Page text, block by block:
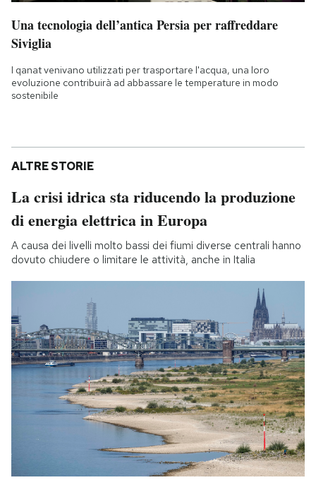
Una tecnologia dell’antica Persia per raffreddare
Siviglia
I qanat venivano utilizzati per trasportare l'acqua, una loro
evoluzione contribuirà ad abbassare le temperature in modo
sostenibile
ALTRE STORIE
La crisi idrica sta riducendo la produzione
di energia elettrica in Europa
A causa dei livelli molto bassi dei fiumi diverse centrali hanno
dovuto chiudere o limitare le attività, anche in Italia